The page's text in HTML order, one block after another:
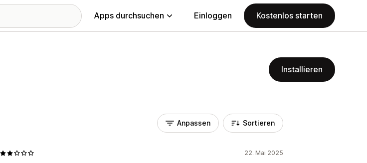
Apps durchsuchen Einloggen Kostenlos starten
Installieren
Anpassen Sortieren
22. Mai 2025